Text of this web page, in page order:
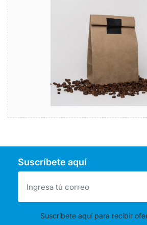
bolsa: funcional, práctica y
Comprar
Suscríbete aquí
Suscríbete aquí para recibir